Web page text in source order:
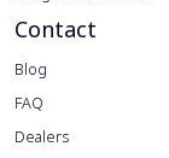
Contact
Blog
FAQ
Dealers